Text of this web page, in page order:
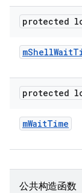
protected
mShellWait
protected
mWaitTime
公共构造函数